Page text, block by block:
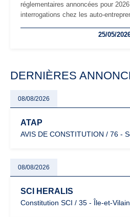
réglementaires annoncées pour
interrogations chez les auto-
facturation ou risque de bascule
25/05/
DERNIÈRES
08/08/2026
ATAP
AVIS DE CONSTITUTION / 76 -
08/08/2026
SCI HERALIS
Constitution SCI / 35 - Île-et-